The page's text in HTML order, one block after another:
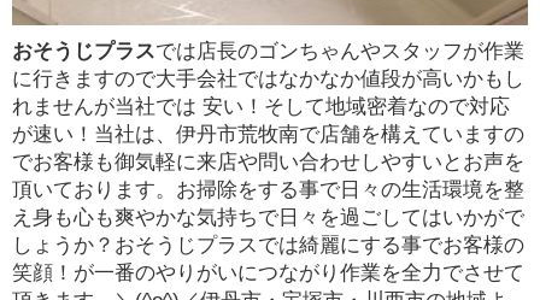
おそうじプラスでは店長のゴンちゃんやスタッフが作業
に行きますので大手会社ではなかなか値段が高いかもし
れませんが当社では 安い！そして地域密着なので対応
が速い！当社は、伊丹市荒牧南で店舗を構えていますの
でお客様も御気軽に来店や問い合わせしやすいとお声を
頂いております。お掃除をする事で日々の生活環境を整
え身も心も爽やかな気持ちで日々を過ごしてはいかがで
しょうか？おそうじプラスでは綺麗にする事でお客様の
笑顔！が一番のやりがいにつながり作業を全力でさせて